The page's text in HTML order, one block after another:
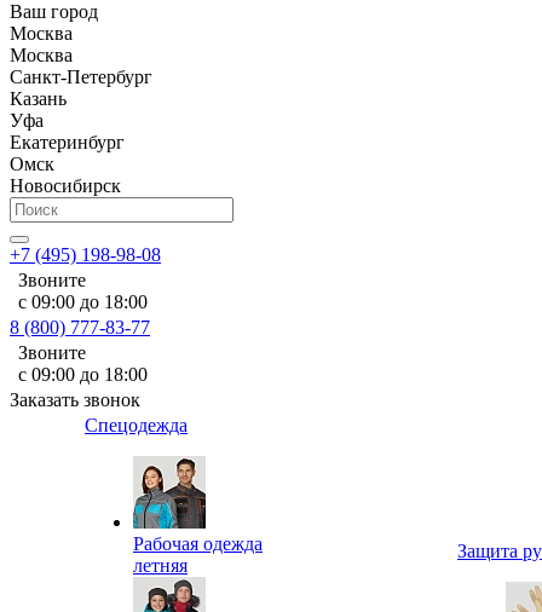
Ваш город
Москва
Москва
Санкт-Петербург
Казань
Уфа
Екатеринбург
Омск
Новосибирск
+7 (495) 198-98-08
Звоните
с 09:00 до 18:00
8 (800) 777-83-77
Звоните
с 09:00 до 18:00
Заказать звонок
Спецодежда
Рабочая одежда
летняя
Защита